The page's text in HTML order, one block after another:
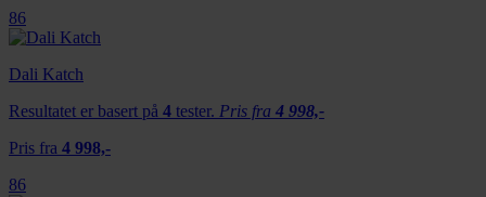
86
Dali Katch
Resultatet er basert på 4 tester. Pris fra 4 998,-
Pris fra 4 998,-
86